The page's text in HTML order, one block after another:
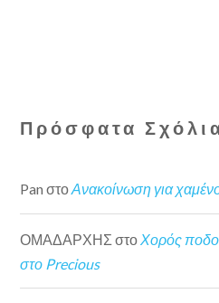
Πρόσφατα
Pan στοΑνακοίνωση για
ΟΜΑΔΑΡΧΗΣ στο Χορός
στο Precious